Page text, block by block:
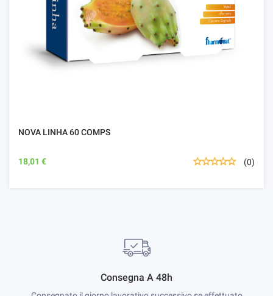
NOVA LINHA 60 COMPS
18,01 € (0)
Consegna A 48h